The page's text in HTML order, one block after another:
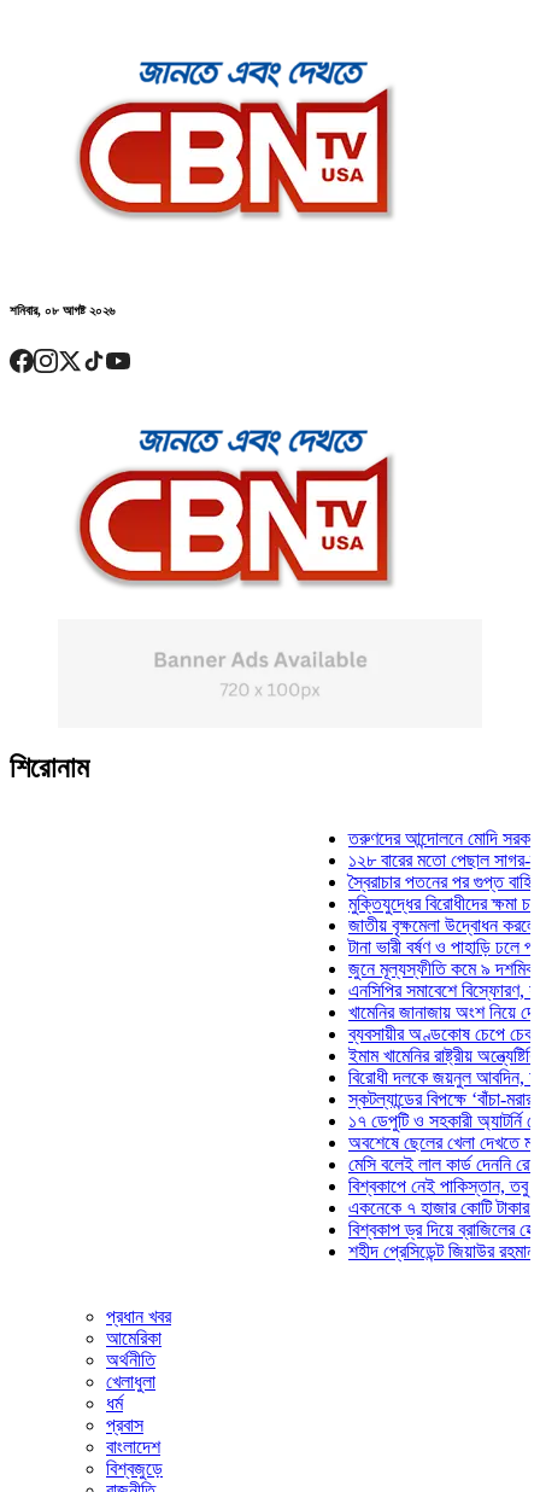
শনিবার, ০৮ আগষ্ট ২০২৬
শিরোনাম
তরুণদের আন্দোলনে মোদি সরকার
১২৮ বারের মতো পেছাল সাগর-রুনি
স্বৈরাচার পতনের পর গুপ্ত বাহিনীর
মুক্তিযুদ্ধের বিরোধীদের ক্ষমা
জাতীয় বৃক্ষমেলা উদ্বোধন করলেন
টানা ভারী বর্ষণ ও পাহাড়ি ঢলে
জুনে মূল্যস্ফীতি কমে ৯ দশমিক ১৬
এনসিপির সমাবেশে বিস্ফোরণ,
খামেনির জানাজায় অংশ নিয়ে দেশে
ব্যবসায়ীর অণ্ডকোষ চেপে চেক-
ইমাম খামেনির রাষ্ট্রীয়
বিরোধী দলকে জয়নুল আবদিন,
স্কটল্যান্ডের বিপক্ষে ‘বাঁচা-মরার
১৭ ডেপুটি ও সহকারী অ্যাটর্নি
অবশেষে ছেলের খেলা দেখতে মাঠে
মেসি বলেই লাল কার্ড দেননি
বিশ্বকাপে নেই পাকিস্তান, তবু
একনেকে ৭ হাজার কোটি টাকার ৫
বিশ্বকাপ ড্র দিয়ে ব্রাজিলের হেক্সা
শহীদ প্রেসিডেন্ট জিয়াউর রহমান
প্রধান খবর
আমেরিকা
অর্থনীতি
খেলাধুলা
ধর্ম
প্রবাস
বাংলাদেশ
বিশ্বজুড়ে